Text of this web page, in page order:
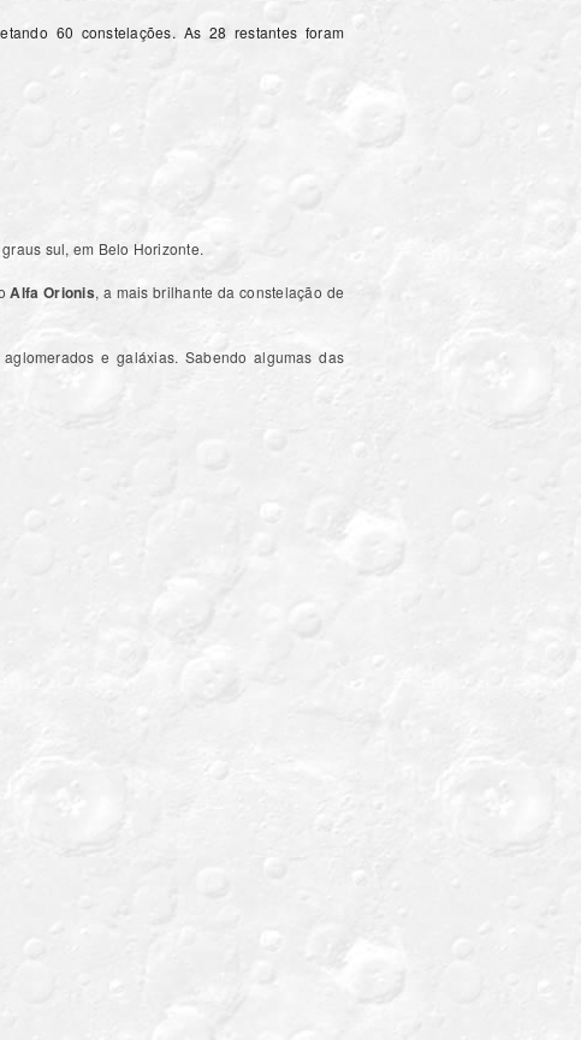
60 constelações. As 28 restantes foram
sul, em Belo Horizonte.
Alfa Orionis, a mais brilhante da constelação de
e galáxias. Sabendo algumas das